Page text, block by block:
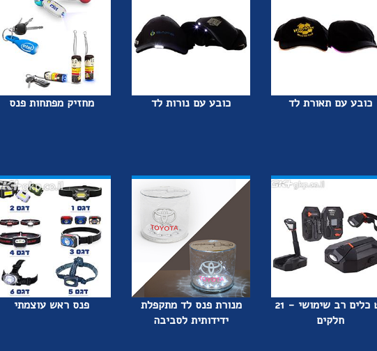
כובע עם תאורת לד כובע עם נורות לד מחזיק מפתחות פנס
סט כלים רב שימושי - 21
חלקים
מנורת פנס לד מתקפלת
ידידותית לסביבה
פנס ראש עוצמתי